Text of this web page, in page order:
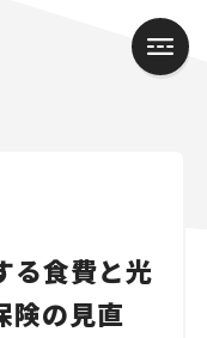
る食費と光
険の見直